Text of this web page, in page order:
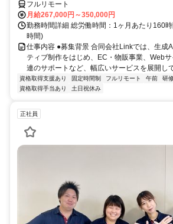
フルリモート
月給267,000円～350,000円
勤務時間詳細 総労働時間：1ヶ月あたり160
時間)
仕事内容 ●募集背景 合同会社Linkでは、生成
ティブ制作をはじめ、EC・物販事業、Web
連のサポートなど、幅広いサービスを展開し
資格取得支援あり 固定時間制 フルリモート 午前 研
資格取得手当あり
土日祝休み
正社員